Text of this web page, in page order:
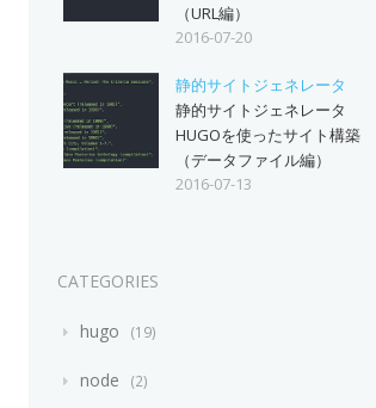
（URL編）
2016-07-20
静的サイトジェネレータ
静的サイトジェネレータ
HUGOを使ったサイト構築
（データファイル編）
2016-07-13
CATEGORIES
hugo 19
node 2